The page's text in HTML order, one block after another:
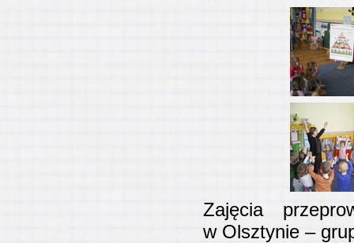
Zajęcia
w Olsztynie –